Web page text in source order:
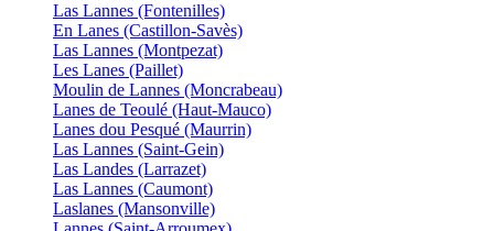
Las Lannes (Fontenilles)
En Lanes (Castillon-Savès)
Las Lannes (Montpezat)
Les Lanes (Paillet)
Moulin de Lannes (Moncrabeau)
Lanes de Teoulé (Haut-Mauco)
Lanes dou Pesqué (Maurrin)
Las Lannes (Saint-Gein)
Las Landes (Larrazet)
Las Lannes (Caumont)
Laslanes (Mansonville)